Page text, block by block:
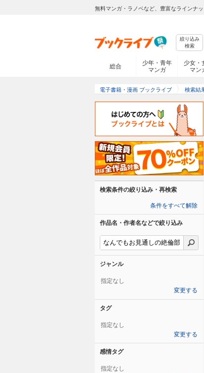
無料マンガ・ラノベなど、豊富なラインナ
絞り込み
検索
総合
少年・青年
マンガ
少女・
マン
電子書籍・漫画 ブックライブ 検索結
検索条件の絞り込み・再検索
条件をすべて解除
作品名・作者名などで絞り込み
ジャンル
指定なし
変更する
タグ
指定なし
変更する
感情タグ
指定なし